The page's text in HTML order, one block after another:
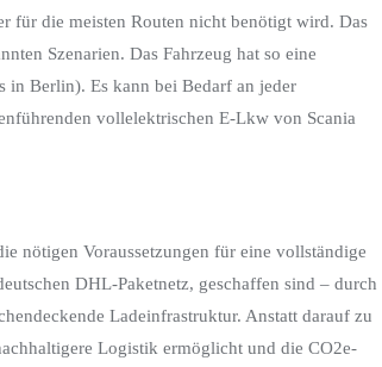
für die meisten Routen nicht benötigt wird. Das
Szenarien. Das Fahrzeug hat so eine
in Berlin). Es kann bei Bedarf an jeder
vollelektrischen E-Lkw von Scania
nötigen Voraussetzungen für eine vollständige
DHL-Paketnetz, geschaffen sind – durch
Ladeinfrastruktur. Anstatt darauf zu
Logistik ermöglicht und die CO2e-